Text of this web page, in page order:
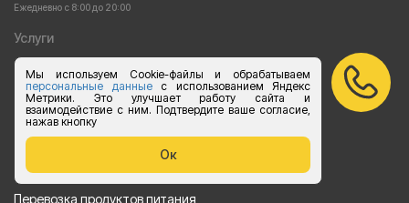
Мы используем Cookie-файлы и обрабатываем
персональные данныес использованием Яндекс
Метрики. Это улучшает работу сайта и
взаимодействие с ним. Подтвердите ваше согласие,
нажав кнопку
Ок
Ежедневно с 8:00 до 20:00
Услуги
Грузоперевозки догрузом
Перевозки груза автотранспортом
Перевозки строительных материалов
Перевозка оборудования
Перевозка продуктов питания